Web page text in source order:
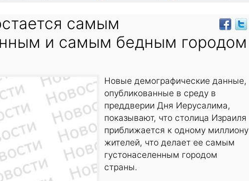
самым
и самым бедным городом
Новые демографические данные,
опубликованные в среду в
преддверии Дня Иерусалима,
показывают, что столица Израиля
приближается к одному миллиону
жителей, что делает ее самым
густонаселенным городом
страны.